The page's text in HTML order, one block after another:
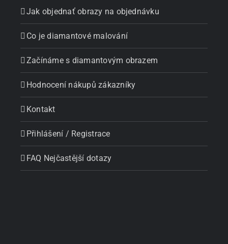
Jak objednať obrazy na objednávku
Co je diamantové malování
Začínáme s diamantovým obrazem
Hodnocení nákupů zákazníky
Kontakt
Přihlášení / Registrace
FAQ Nejčastější dotazy